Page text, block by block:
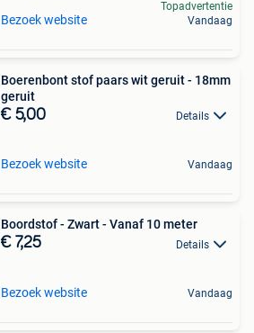
Bezoek website
Topadvertentie
Vandaag
Boerenbont stof paars wit geruit - 18mm
geruit
€ 5,00 Details
Bezoek website Vandaag
Boordstof - Zwart - Vanaf 10 meter
€ 7,25 Details
Bezoek website Vandaag